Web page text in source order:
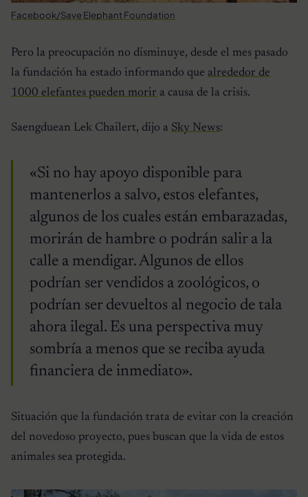
Facebook/Save Elephant Foundation
Pero la preocupación no disminuye, desde el mes pasado
la fundación ha estado informando que alrededor de
1000 elefantes pueden morir a causa de la crisis.
Saengduean Lek Chailert, dijo a Sky News:
«Si no hay apoyo disponible para
mantenerlos a salvo, estos elefantes,
algunos de los cuales están embarazadas,
morirán de hambre o podrán salir a la
calle a mendigar. Algunos de ellos
podrían ser vendidos a zoológicos, o
podrían ser devueltos al negocio de tala
ahora ilegal. Es una perspectiva muy
sombría a menos que se reciba ayuda
financiera de inmediato».
Situación que la fundación trata de evitar con la creación
del novedoso proyecto, pues buscan que la vida de estos
animales sea protegida.